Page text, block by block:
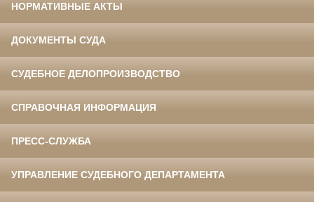
НОРМАТИВНЫЕ АКТЫ
ДОКУМЕНТЫ СУДА
СУДЕБНОЕ ДЕЛОПРОИЗВОДСТВО
СПРАВОЧНАЯ ИНФОРМАЦИЯ
ПРЕСС-СЛУЖБА
УПРАВЛЕНИЕ СУДЕБНОГО ДЕПАРТАМЕНТА